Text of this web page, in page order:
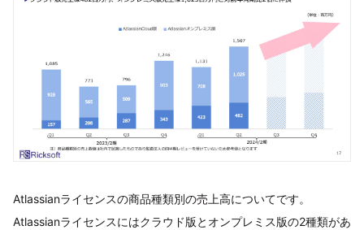
Atlassianライセンスの商品種類別の売上高についてです。
Atlassianライセンスにはクラウド版とオンプレミス版の2種類があ